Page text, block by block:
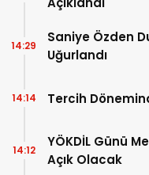
Saniye Özden
Uğurlandı
14:29
Tercih
14:14
YÖKDİL Günü
Açık Olacak
14:12